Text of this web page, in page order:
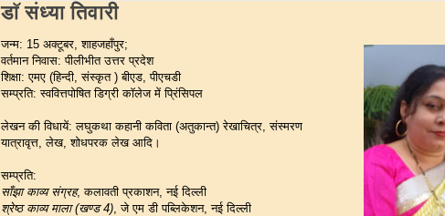
डाॅ संध्या तिवारी
जन्म: 15 अक्टूबर, शाहजहाँपुर;
वर्तमान निवास: पीलीभीत उत्तर प्रदेश
शिक्षा: एमए (हिन्दी, संस्कृत ) बीएड, पीएचडी
सम्प्रति: स्ववित्तपोषित डिग्री काॅलेज में प्रिंसिपल
लेखन की विधायें: लघुकथा कहानी कविता (अतुकान्त) रेखाचित्र, संस्मरण
यात्रावृत्त, लेख, शोधपरक लेख आदि।
सम्प्रति:
साँझा काव्य संग्रह, कलावती प्रकाशन, नई दिल्ली
श्रेष्ठ काव्य माला (खण्ड 4), जे एम डी पब्लिकेशन, नई दिल्ली